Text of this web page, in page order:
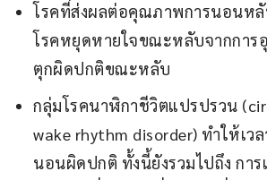
โรคที่ส่งผลต่อคุณภาพการนอนห
โรคหยุดหายใจขณะหลับจากการ
ตุกผิดปกติขณะหลับ
กลุ่มโรคนาฬิกาชีวิตแปรปรวน
wake rhythm disorder) ทำให้เว
นอนผิดปกติ ทั้งนี้ยังรวมไปถึง การ